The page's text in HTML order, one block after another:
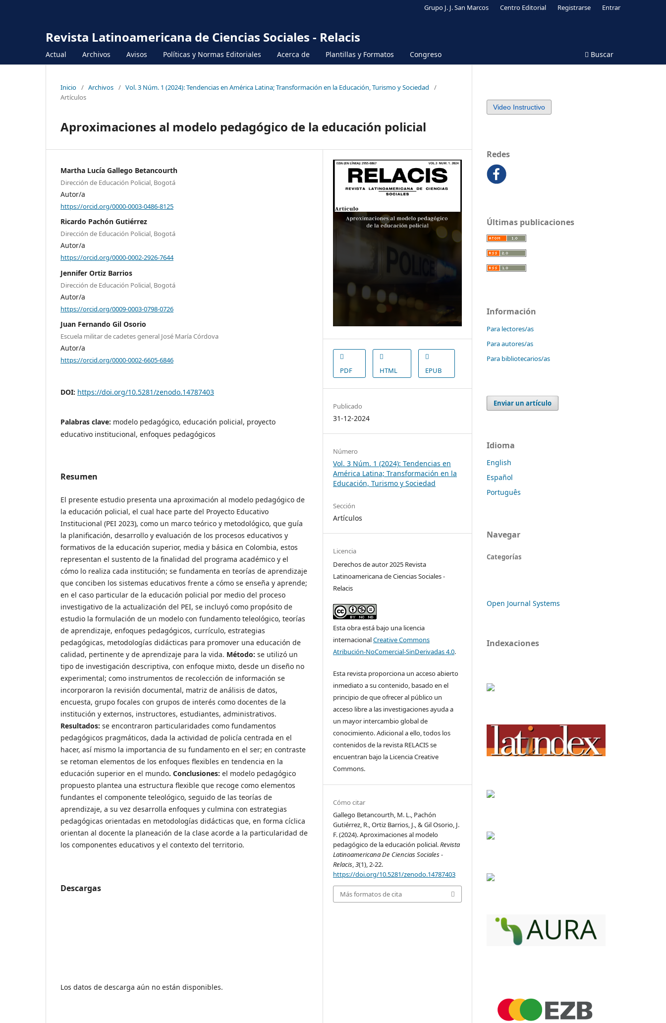
Revista Latinoamericana de Ciencias Sociales - Relacis
Actual Archivos Avisos Políticas y Normas Editoriales Acerca de Plantillas y Formatos Congreso Buscar
Grupo J. J. San Marcos Centro Editorial Registrarse Entrar
Inicio / Archivos / Vol. 3 Núm. 1 (2024): Tendencias en América Latina; Transformación en la Educación, Turismo y Sociedad
/
Artículos
Aproximaciones al modelo pedagógico de la educación policial
Martha Lucía Gallego Betancourth
Dirección de Educación Policial, Bogotá
Autor/a
https://orcid.org/0000-0003-0486-8125
Ricardo Pachón Gutiérrez
Dirección de Educación Policial, Bogotá
Autor/a
https://orcid.org/0000-0002-2926-7644
Jennifer Ortiz Barrios
Dirección de Educación Policial, Bogotá
Autor/a
https://orcid.org/0009-0003-0798-0726
Juan Fernando Gil Osorio
Escuela militar de cadetes general José María Córdova
Autor/a
https://orcid.org/0000-0002-6605-6846
DOI: https://doi.org/10.5281/zenodo.14787403
Palabras clave: modelo pedagógico, educación policial, proyecto
educativo institucional, enfoques pedagógicos
Resumen
El presente estudio presenta una aproximación al modelo pedagógico de
la educación policial, el cual hace parte del Proyecto Educativo
Institucional (PEI 2023), como un marco teórico y metodológico, que guía
la planificación, desarrollo y evaluación de los procesos educativos y
formativos de la educación superior, media y básica en Colombia, estos
representan el sustento de la finalidad del programa académico y el
cómo lo realiza cada institución; se fundamenta en teorías de aprendizaje
que conciben los sistemas educativos frente a cómo se enseña y aprende;
en el caso particular de la educación policial por medio del proceso
investigativo de la actualización del PEI, se incluyó como propósito de
estudio la formulación de un modelo con fundamento teleológico, teorías
de aprendizaje, enfoques pedagógicos, currículo, estrategias
pedagógicas, metodologías didácticas para promover una educación de
calidad, pertinente y de aprendizaje para la vida. Método: se utilizó un
tipo de investigación descriptiva, con enfoque mixto, desde un diseño no
experimental; como instrumentos de recolección de información se
incorporaron la revisión documental, matriz de análisis de datos,
encuesta, grupo focales con grupos de interés como docentes de la
institución y externos, instructores, estudiantes, administrativos.
Resultados: se encontraron particularidades como fundamentos
pedagógicos pragmáticos, dada la actividad de policía centrada en el
hacer, así mismo la importancia de su fundamento en el ser; en contraste
se retoman elementos de los enfoques flexibles en tendencia en la
educación superior en el mundo. Conclusiones: el modelo pedagógico
propuesto plantea una estructura flexible que recoge como elementos
fundantes el componente teleológico, seguido de las teorías de
aprendizaje, a su vez desarrolla enfoques y culmina con estrategias
pedagógicas orientadas en metodologías didácticas que, en forma cíclica
orientan al docente la planeación de la clase acorde a la particularidad de
los componentes educativos y el contexto del territorio.
Descargas
Los datos de descarga aún no están disponibles.
PDF HTML EPUB
Publicado
31-12-2024
Número
Vol. 3 Núm. 1 (2024): Tendencias en
América Latina; Transformación en la
Educación, Turismo y Sociedad
Sección
Artículos
Licencia
Derechos de autor 2025 Revista
Latinoamericana de Ciencias Sociales -
Relacis
Esta obra está bajo una licencia
internacionalCreative Commons
Atribución-NoComercial-SinDerivadas 4.0.
Esta revista proporciona un acceso abierto
inmediato a su contenido, basado en el
principio de que ofrecer al público un
acceso libre a las investigaciones ayuda a
un mayor intercambio global de
conocimiento. Adicional a ello, todos los
contenidos de la revista RELACIS se
encuentran bajo la Licencia Creative
Commons.
Cómo citar
Gallego Betancourth, M. L., Pachón
Gutiérrez, R., Ortiz Barrios, J., & Gil Osorio, J.
F. (2024). Aproximaciones al modelo
pedagógico de la educación policial.Revista
Latinoamericana De Ciencias Sociales -
Relacis,3(1), 2-22.
https://doi.org/10.5281/zenodo.14787403
Más formatos de cita
Video Instructivo
Redes
Últimas publicaciones
Información
Para lectores/as
Para autores/as
Para bibliotecarios/as
Enviar un artículo
Idioma
English
Español
Português
Navegar
Categorías
Open Journal Systems
Indexaciones